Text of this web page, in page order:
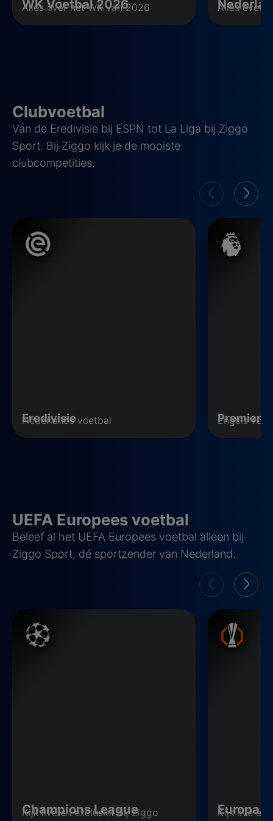
WK Voetbal 2026
Alles over het WK van 2026 Alles over
Clubvoetbal
Van de Eredivisie bij ESPN tot La Liga bij Ziggo
Sport. Bij Ziggo kijk je de mooiste
clubcompetities.
Eredivisie
Nederlands voetbal
Premier
Premier
Engels
UEFA Europees voetbal
Beleef al het UEFA Europees voetbal alleen bij
Ziggo Sport, dé sportzender van Nederland.
Champions League
Kijk live en exclusief bij Ziggo
Europa
Europa
Kijk live en